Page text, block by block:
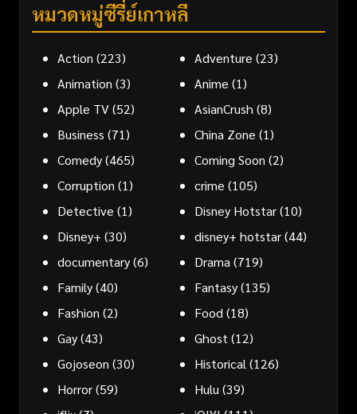
หมวดหมู่ซีรี่ย์เกาหลี
Action (223) Adventure (23)
Animation (3) Anime (1)
Apple TV(52) AsianCrush (8)
Business (71) China Zone (1)
Comedy(465) Coming Soon (2)
Corruption (1) crime (105)
Detective (1) Disney Hotstar(10)
Disney+ (30) disney+ hotstar(44)
documentary(6) Drama (719)
Family(40) Fantasy(135)
Fashion (2) Food (18)
Gay(43) Ghost (12)
Gojoseon (30) Historical (126)
Horror(59) Hulu (39)